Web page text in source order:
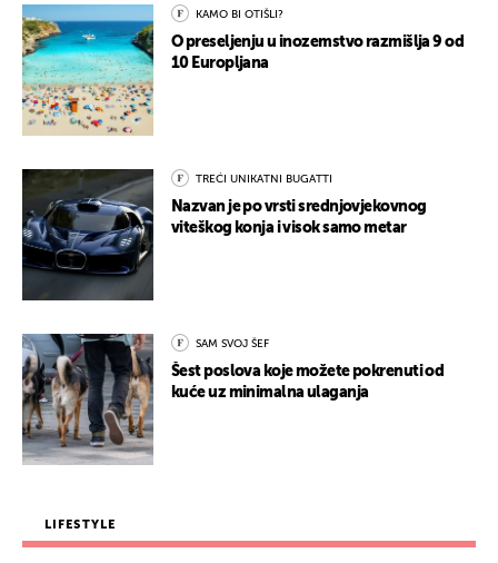
KAMO BI OTIŠLI?
O preseljenju u inozemstvo razmišlja 9 od
10 Europljana
TREĆI UNIKATNI BUGATTI
Nazvan je po vrsti srednjovjekovnog
viteškog konja i visok samo metar
SAM SVOJ ŠEF
Šest poslova koje možete pokrenuti od
kuće uz minimalna ulaganja
LIFESTYLE